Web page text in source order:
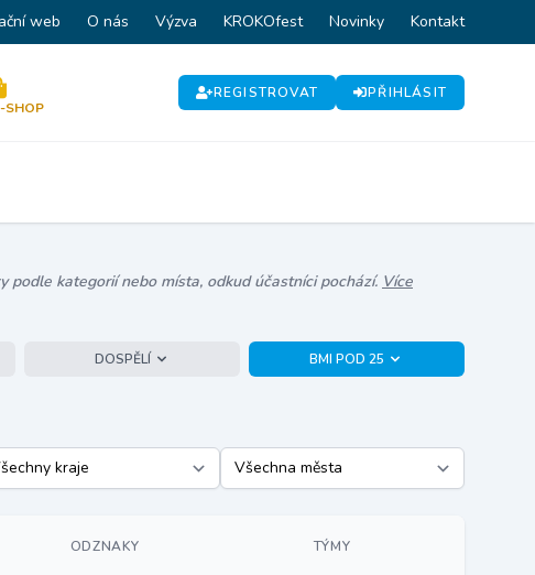
web O nás Výzva KROKOfest Novinky Kontakt
SHOP
REGISTROVAT PŘIHLÁSIT
kategorií nebo místa, odkud účastníci pochází. Více
DOSPĚLÍ BMI POD 25
ODZNAKY TÝMY